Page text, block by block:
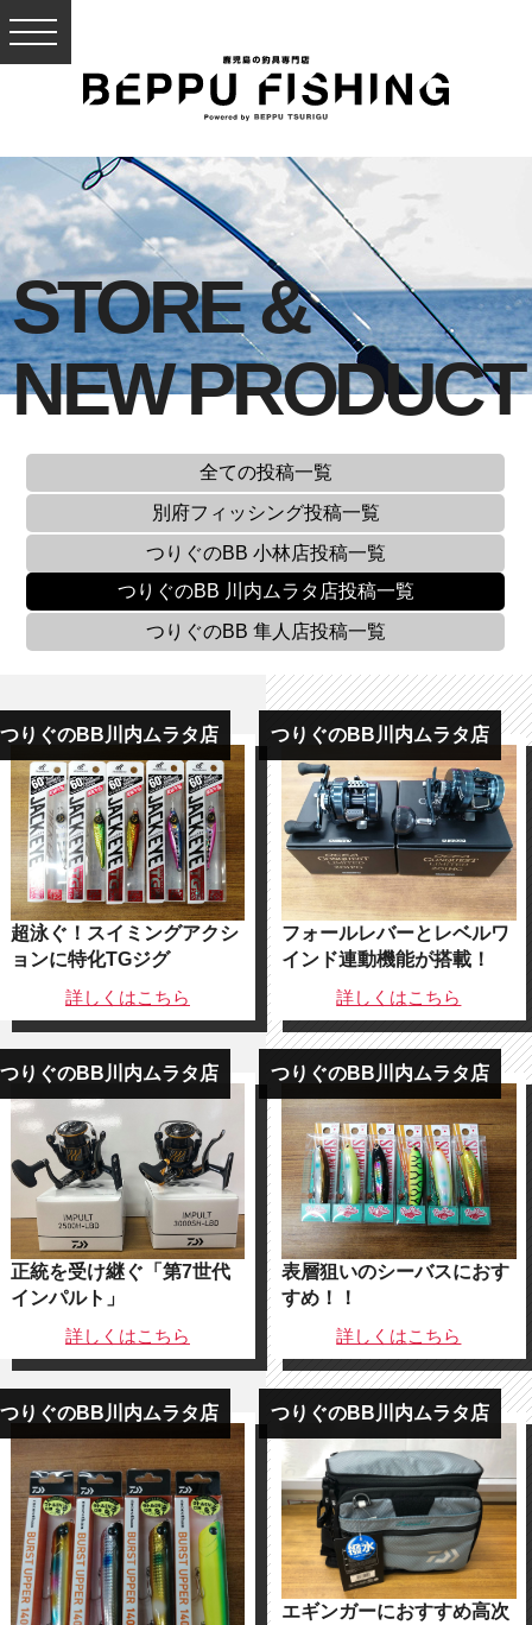
STORE &
NEW PRODUCT
全ての投稿一覧
別府フィッシング投稿一覧
つりぐのBB 小林店投稿一覧
つりぐのBB 川内ムラタ店投稿一覧
つりぐのBB 隼人店投稿一覧
つりぐのBB川内ムラタ店
超泳ぐ！スイミングアクシ
ョンに特化TGジグ
詳しくはこちら
つりぐのBB川内ムラタ店
フォールレバーとレベルワ
インド連動機能が搭載！
詳しくはこちら
つりぐのBB川内ムラタ店
正統を受け継ぐ「第7世代
インパルト」
詳しくはこちら
つりぐのBB川内ムラタ店
表層狙いのシーバスにおす
すめ！！
詳しくはこちら
つりぐのBB川内ムラタ店 つりぐのBB川内ムラタ店
エギンガーにおすすめ高次